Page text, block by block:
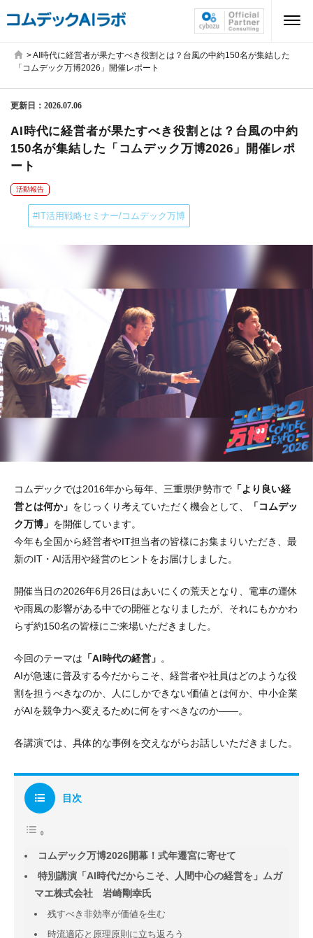
>AI時代に経営者が果たすべき役割とは？台風の中約150名が集結した
「コムデック万博2026」開催レポート
更新日： 2026.07.06
AI時代に経営者が果たすべき役割とは？台風の中約
150名が集結した「コムデック万博2026」開催レポ
ート
活動報告
#IT活用戦略セミナー/コムデック万博
コムデックでは2016年から毎年、三重県伊勢市で 「より良い経
営とは何か」 をじっくり考えていただく機会として、
「コムデッ
ク万博」 を開催しています。
今年も全国から経営者やIT担当者の皆様にお集まりいただき、最
新のIT・AI活用や経営のヒントをお届けしました。
開催当日の2026年6月26日はあいにくの荒天となり、電車の運休
や雨風の影響がある中での開催となりましたが、それにもかかわ
らず約150名の皆様にご来場いただきました。
今回のテーマは 「AI時代の経営」 。
AIが急速に普及する今だからこそ、経営者や社員はどのような役
割を担うべきなのか、人にしかできない価値とは何か、中小企業
がAIを競争力へ変えるために何をすべきなのか——。
各講演では、具体的な事例を交えながらお話しいただきました。
目次
コムデック万博2026開幕！式年遷宮に寄せて
特別講演「AI時代だからこそ、人間中心の経営を」ムガ
マエ株式会社 岩崎剛幸氏
残すべき非効率が価値を生む
時流適応と原理原則に立ち返ろう